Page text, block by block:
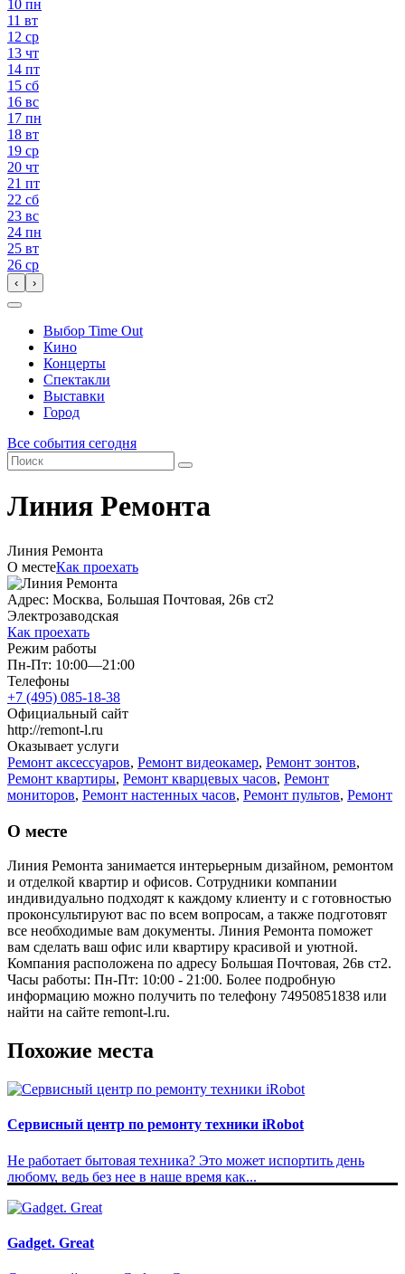
10 пн
11 вт
12 ср
13 чт
14 пт
15 сб
16 вс
17 пн
18 вт
19 ср
20 чт
21 пт
22 сб
23 вс
24 пн
25 вт
26 ср
‹ ›
Выбор Time Out
Кино
Концерты
Спектакли
Выставки
Город
Все события сегодня
Линия Ремонта
Линия Ремонта
О местеКак проехать
Адрес: Москва, Большая Почтовая, 26в ст2
Электрозаводская
Как проехать
Режим работы
Пн-Пт: 10:00—21:00
Телефоны
+7 (495) 085-18-38
Официальный сайт
http://remont-l.ru
Оказывает услуги
Ремонт аксессуаров, Ремонт видеокамер, Ремонт зонтов,
Ремонт квартиры, Ремонт кварцевых часов, Ремонт
мониторов, Ремонт настенных часов, Ремонт пультов, Ремонт
Ремонт электроинструментов
О месте
Линия Ремонта занимается интерьерным дизайном, ремонтом
и отделкой квартир и офисов. Сотрудники компании
индивидуально подходят к каждому клиенту и с готовностью
проконсультируют вас по всем вопросам, а также подготовят
все необходимые вам документы. Линия Ремонта поможет
вам сделать ваш офис или квартиру красивой и уютной.
Компания расположена по адресу Большая Почтовая, 26в ст2.
Часы работы: Пн-Пт: 10:00 - 21:00. Более подробную
информацию можно получить по телефону 74950851838 или
найти на сайте remont-l.ru.
Похожие места
Сервисный центр по ремонту техники iRobot
Не работает бытовая техника? Это может испортить день
любому, ведь без нее в наше время как...
Gadget. Great